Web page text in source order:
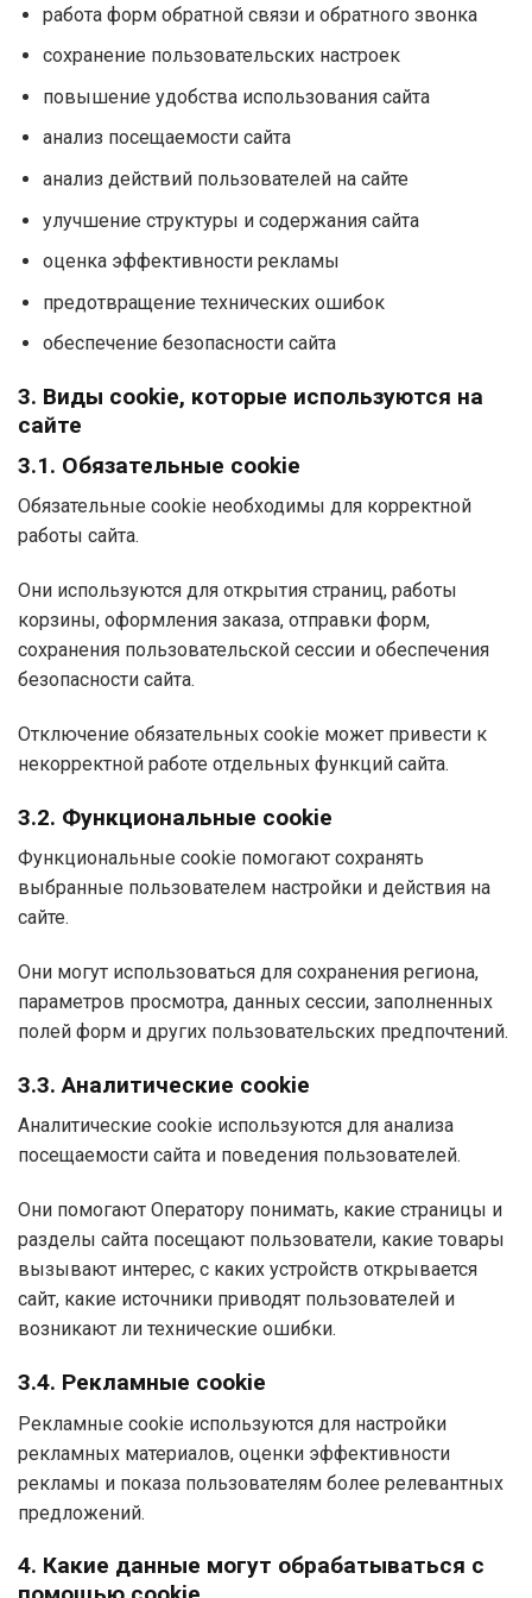
работа форм обратной связи и обратного звонка
сохранение пользовательских настроек
повышение удобства использования сайта
анализ посещаемости сайта
анализ действий пользователей на сайте
улучшение структуры и содержания сайта
оценка эффективности рекламы
предотвращение технических ошибок
обеспечение безопасности сайта
3. Виды cookie, которые используются на
сайте
3.1. Обязательные cookie
Обязательные cookie необходимы для корректной
работы сайта.
Они используются для открытия страниц, работы
корзины, оформления заказа, отправки форм,
сохранения пользовательской сессии и обеспечения
безопасности сайта.
Отключение обязательных cookie может привести к
некорректной работе отдельных функций сайта.
3.2. Функциональные cookie
Функциональные cookie помогают сохранять
выбранные пользователем настройки и действия на
сайте.
Они могут использоваться для сохранения региона,
параметров просмотра, данных сессии, заполненных
полей форм и других пользовательских предпочтений.
3.3. Аналитические cookie
Аналитические cookie используются для анализа
посещаемости сайта и поведения пользователей.
Они помогают Оператору понимать, какие страницы и
разделы сайта посещают пользователи, какие товары
вызывают интерес, с каких устройств открывается
сайт, какие источники приводят пользователей и
возникают ли технические ошибки.
3.4. Рекламные cookie
Рекламные cookie используются для настройки
рекламных материалов, оценки эффективности
рекламы и показа пользователям более релевантных
предложений.
4. Какие данные могут обрабатываться с